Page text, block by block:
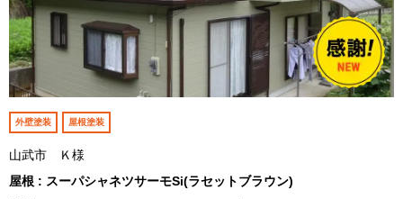
外壁塗装 屋根塗装
山武市 Ｋ様
屋根 : スーパシャネツサーモSi(ラセットブラウン)